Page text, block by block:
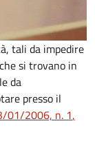
tali da impedire
si trovano in
da
presso il
01/2006, n. 1,